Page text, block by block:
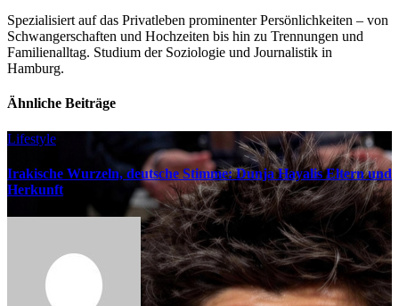
Spezialisiert auf das Privatleben prominenter Persönlichkeiten – von
Schwangerschaften und Hochzeiten bis hin zu Trennungen und
Familienalltag. Studium der Soziologie und Journalistik in
Hamburg.
Ähnliche Beiträge
Lifestyle
Irakische Wurzeln, deutsche Stimme: Dunja Hayalis Eltern und
Herkunft